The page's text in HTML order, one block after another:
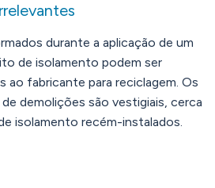
durante a aplicação de um
de isolamento podem ser
ao fabricante para reciclagem. Os
demolições são vestigiais, cerca
isolamento recém-instalados.